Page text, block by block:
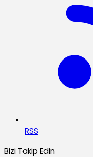
RSS
Bizi Takip Edin